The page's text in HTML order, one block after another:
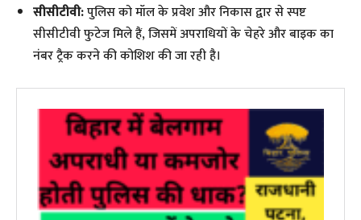
सीसीटीवी:पुलिस को मॉल के प्रवेश और निकास द्वार से स्पष्ट
सीसीटीवी फुटेज मिले हैं, जिसमें अपराधियों के चेहरे और बाइक का
नंबर ट्रैक करने की कोशिश की जा रही है।